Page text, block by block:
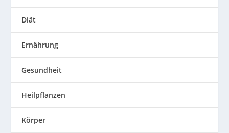
Diät
Ernährung
Gesundheit
Heilpflanzen
Körper